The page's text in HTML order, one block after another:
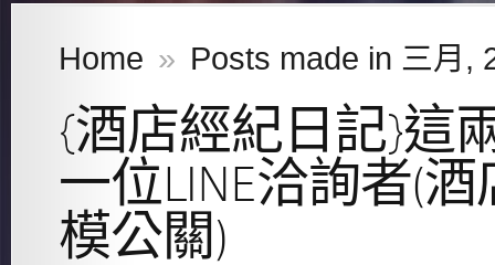
Home » Posts made in 三月,
{酒店經紀日記}這
一位LINE洽詢者(
模公關)